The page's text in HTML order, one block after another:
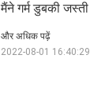
मैंने गर्म डुबकी
और अधिक पढ़ें
2022-08-01 16:40:29